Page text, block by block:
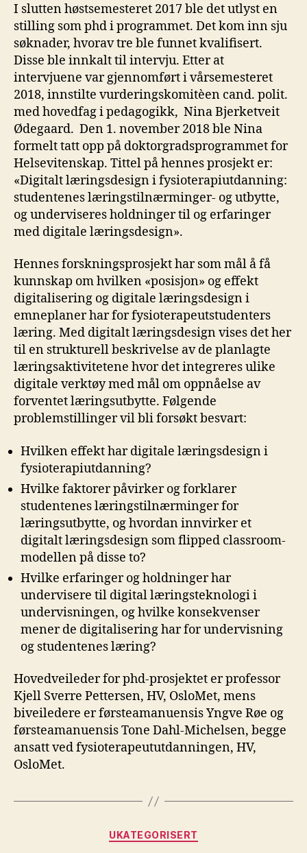
I slutten høstsemesteret 2017 ble det utlyst en
stilling som phd i programmet. Det kom inn sju
søknader, hvorav tre ble funnet kvalifisert.
Disse ble innkalt til intervju. Etter at
intervjuene var gjennomført i vårsemesteret
2018, innstilte vurderingskomitèen cand. polit.
med hovedfag i pedagogikk, Nina Bjerketveit
Ødegaard. Den 1. november 2018 ble Nina
formelt tatt opp på doktorgradsprogrammet for
Helsevitenskap. Tittel på hennes prosjekt er:
«Digitalt læringsdesign i fysioterapiutdanning:
studentenes læringstilnærminger- og utbytte,
og underviseres holdninger til og erfaringer
med digitale læringsdesign».
Hennes forskningsprosjekt har som mål å få
kunnskap om hvilken «posisjon» og effekt
digitalisering og digitale læringsdesign i
emneplaner har for fysioterapeutstudenters
læring. Med digitalt læringsdesign vises det her
til en strukturell beskrivelse av de planlagte
læringsaktivitetene hvor det integreres ulike
digitale verktøy med mål om oppnåelse av
forventet læringsutbytte. Følgende
problemstillinger vil bli forsøkt besvart:
Hvilken effekt har digitale læringsdesign i
fysioterapiutdanning?
Hvilke faktorer påvirker og forklarer
studentenes læringstilnærminger for
læringsutbytte, og hvordan innvirker et
digitalt læringsdesign som flipped classroom-
modellen på disse to?
Hvilke erfaringer og holdninger har
undervisere til digital læringsteknologi i
undervisningen, og hvilke konsekvenser
mener de digitalisering har for undervisning
og studentenes læring?
Hovedveileder for phd-prosjektet er professor
Kjell Sverre Pettersen, HV, OsloMet, mens
biveiledere er førsteamanuensis Yngve Røe og
førsteamanuensis Tone Dahl-Michelsen, begge
ansatt ved fysioterapeututdanningen, HV,
OsloMet.
Kategorier
UKATEGORISERT